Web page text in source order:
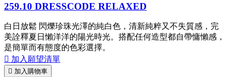
259.10 DRESSCODE RELAXED
白日放鬆 閃爍珍珠光澤的純白色，清新純粹又不失質感，完
美詮釋夏日懶洋洋的陽光時光。搭配任何造型都自帶慵懶感，
是簡單而有態度的色彩選擇。
 加入願望清單
 加入購物車